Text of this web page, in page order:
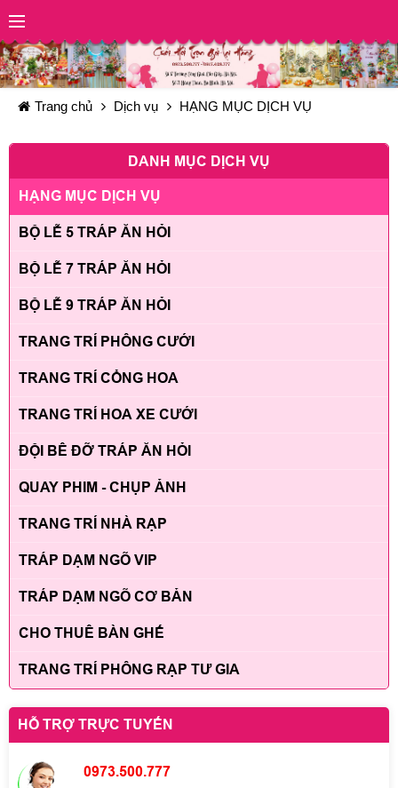
Trang chủ Dịch vụ HẠNG MỤC DỊCH VỤ
DANH MỤC DỊCH VỤ
HẠNG MỤC DỊCH VỤ
BỘ LỄ 5 TRÁP ĂN HỎI
BỘ LỄ 7 TRÁP ĂN HỎI
BỘ LỄ 9 TRÁP ĂN HỎI
TRANG TRÍ PHÔNG CƯỚI
TRANG TRÍ CỔNG HOA
TRANG TRÍ HOA XE CƯỚI
ĐỘI BÊ ĐỠ TRÁP ĂN HỎI
QUAY PHIM - CHỤP ẢNH
TRANG TRÍ NHÀ RẠP
TRÁP DẠM NGÕ VIP
TRÁP DẠM NGÕ CƠ BẢN
CHO THUÊ BÀN GHẾ
TRANG TRÍ PHÔNG RẠP TƯ GIA
HỖ TRỢ TRỰC TUYẾN
0973.500.777